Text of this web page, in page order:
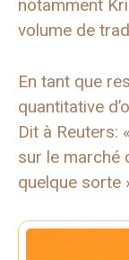
notamment
volume de
En tant que
quantitative
Dit à Reuters:
sur le marché
quelque sorte